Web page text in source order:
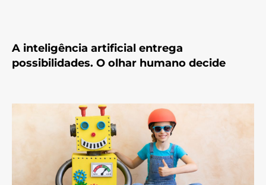
A inteligência artificial entrega
possibilidades. O olhar humano decide